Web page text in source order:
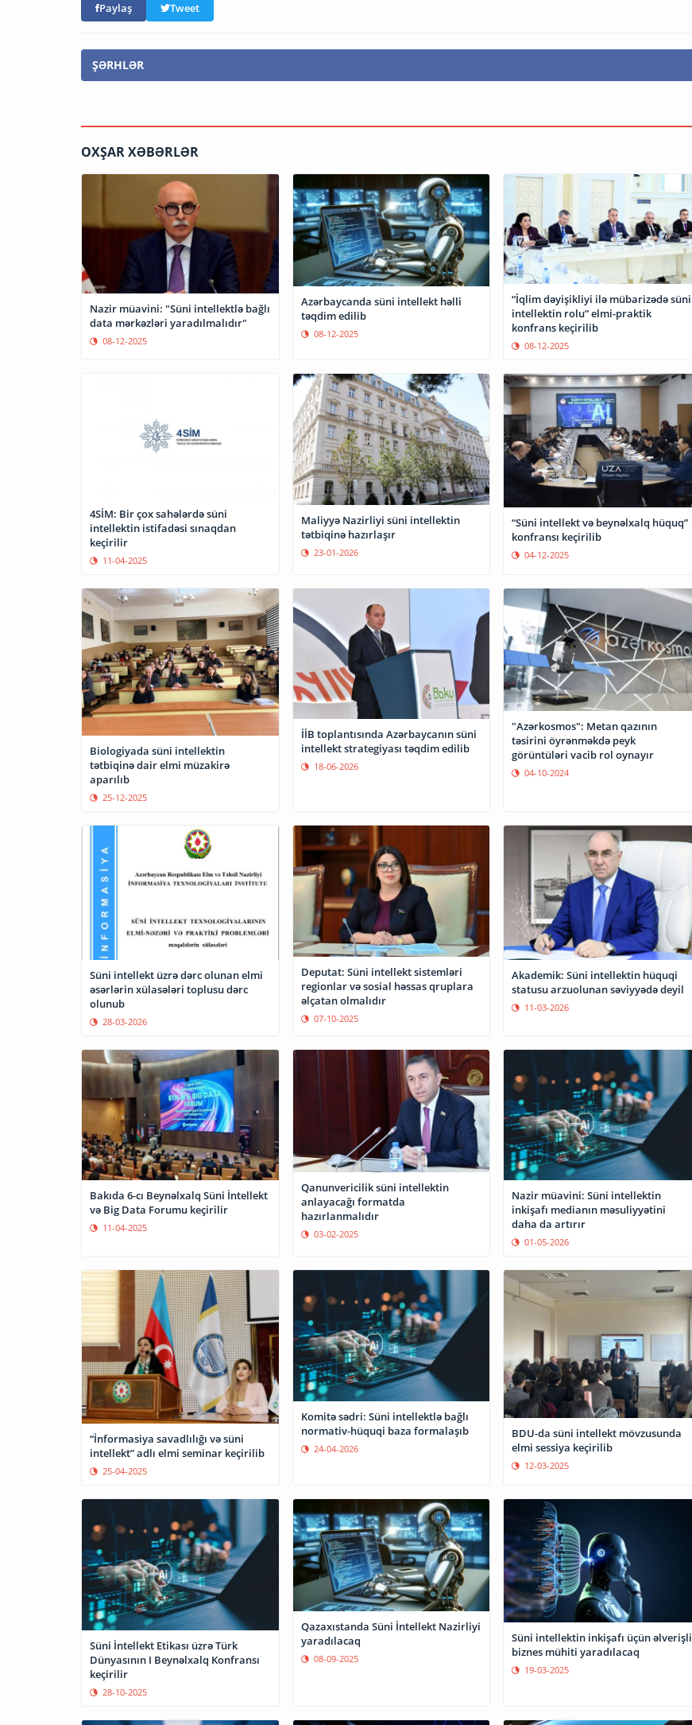
Paylaş Tweet
ŞƏRHLƏR
OXŞAR XƏBƏRLƏR
Nazir müavini: "Süni intellektlə bağlı
data mərkəzləri yaradılmalıdır"
08-12-2025
Azərbaycanda süni intellekt həlli
təqdim edilib
08-12-2025
“İqlim dəyişikliyi ilə mübarizədə süni
intellektin rolu” elmi-praktik
konfrans keçirilib
08-12-2025
4SİM: Bir çox sahələrdə süni
intellektin istifadəsi sınaqdan
keçirilir
11-04-2025
Maliyyə Nazirliyi süni intellektin
tətbiqinə hazırlaşır
23-01-2026
“Süni intellekt və beynəlxalq hüquq”
konfransı keçirilib
04-12-2025
Biologiyada süni intellektin
tətbiqinə dair elmi müzakirə
aparılıb
25-12-2025
İİB toplantısında Azərbaycanın süni
intellekt strategiyası təqdim edilib
18-06-2026
"Azərkosmos": Metan qazının
təsirini öyrənməkdə peyk
görüntüləri vacib rol oynayır
04-10-2024
Süni intellekt üzrə dərc olunan elmi
əsərlərin xülasələri toplusu dərc
olunub
28-03-2026
Deputat: Süni intellekt sistemləri
regionlar və sosial həssas qruplara
əlçatan olmalıdır
07-10-2025
Akademik: Süni intellektin hüquqi
statusu arzuolunan səviyyədə deyil
11-03-2026
Bakıda 6-cı Beynəlxalq Süni İntellekt
və Big Data Forumu keçirilir
11-04-2025
Qanunvericilik süni intellektin
anlayacağı formatda
hazırlanmalıdır
03-02-2025
Nazir müavini: Süni intellektin
inkişafı medianın məsuliyyətini
daha da artırır
01-05-2026
“İnformasiya savadlılığı və süni
intellekt” adlı elmi seminar keçirilib
25-04-2025
Komitə sədri: Süni intellektlə bağlı
normativ-hüquqi baza formalaşıb
24-04-2026
BDU-da süni intellekt mövzusunda
elmi sessiya keçirilib
12-03-2025
Süni İntellekt Etikası üzrə Türk
Dünyasının I Beynəlxalq Konfransı
keçirilir
28-10-2025
Qazaxıstanda Süni İntellekt Nazirliyi
yaradılacaq
08-09-2025
Süni intellektin inkişafı üçün əlverişli
biznes mühiti yaradılacaq
19-03-2025